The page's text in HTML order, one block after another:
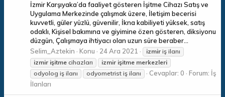
İzmir Karşıyaka’da faaliyet gösteren İşitme Cihazı Satış ve
Uygulama Merkezinde çalışmak üzere, İletişim becerisi
kuvvetli, güler yüzlü, güvenilir, İkna kabiliyeti yüksek, satış
odaklı, Kişisel bakımına ve giyimine özen gösteren, diksiyonu
düzgün, Çalışmaya ihtiyacı olan uzun süre beraber...
Selim_Aztekin
Konu 24 Ara 2021 izmir iş ilanı
izmir işitme cihazları izmir işitme merkezleri
odyolog iş ilanı
odyometrist iş ilanı Cevaplar: 0 Forum: İş
İlanları